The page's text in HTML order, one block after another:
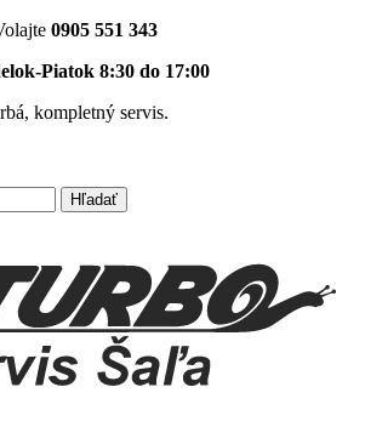
0905 551 343
Piatok 8:30 do 17:00
kompletný servis.